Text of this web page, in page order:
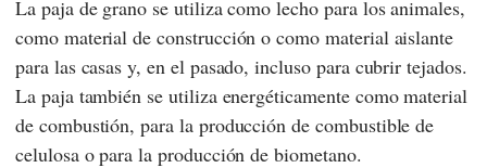
La paja de grano se utiliza como lecho para los animales,
como material de construcción o como material aislante
para las casas y, en el pasado, incluso para cubrir tejados.
La paja también se utiliza energéticamente como material
de combustión, para la producción de combustible de
celulosa o para la producción de biometano.